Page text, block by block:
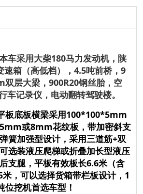
车采用大柴180马力发动机，陕
速箱（高低档），4.5吨前桥，9
层大梁，900R20钢丝胎，空
车记录仪，电动翻转驾驶楼。
板底板横梁采用100*100*5mm
或8mm花纹板，带加密斜支
簧加强型设计，采用三道筋+双
选装液压爬梯或折叠加长型液压
支腿，平板有效板长6.6米（含
，可以选择货箱带栏板设计，1
位挖机首选车型！